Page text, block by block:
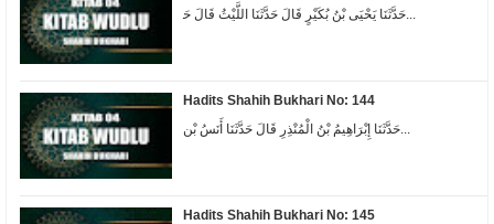
ﺣَﺪَّﺛَﻨَﺎ ﻳَﺤْﻴَﻰ ﺑْﻦُ ﺑُﻜَﻴْﺮٍ ﻗَﺎﻝَ ﺣَﺪَّﺛَﻨَﺎ ﺍﻟﻠَّﻴْﺚُ ﻗَﺎﻝَ ﺣَ...
Hadits Shahih Bukhari No: 144
ﺣَﺪَّﺛَﻨَﺎ ﺇِﺑْﺮَﺍﻫِﻴﻢُ ﺑْﻦُ ﺍﻟْﻤُﻨْﺬِﺭِ ﻗَﺎﻝَ ﺣَﺪَّﺛَﻨَﺎ ﺃَﻧَﺲُ ﺑْﻦ...
Hadits Shahih Bukhari No: 145